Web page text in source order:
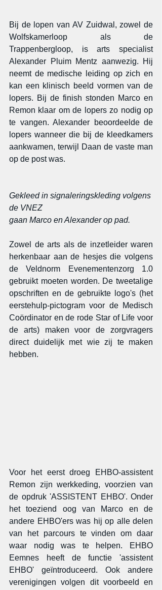
Bij de lopen van AV Zuidwal, zowel de
Wolfskamerloop als de
Trappenbergloop, is arts specialist
Alexander Pluim Mentz aanwezig. Hij
neemt de medische leiding op zich en
kan een klinisch beeld vormen van de
lopers. Bij de finish stonden Marco en
Remon klaar om de lopers zo nodig op
te vangen. Alexander beoordeelde de
lopers wanneer die bij de kleedkamers
aankwamen, terwijl Daan de vaste man
op de post was.
Gekleed in signaleringskleding volgens
de VNEZ
gaan Marco en Alexander op pad.
Zowel de arts als de inzetleider waren
herkenbaar aan de hesjes die volgens
de Veldnorm Evenementenzorg 1.0
gebruikt moeten worden. De tweetalige
opschriften en de gebruikte logo's (het
eerstehulp-pictogram voor de Medisch
Coördinator en de rode Star of Life voor
de arts) maken voor de zorgvragers
direct duidelijk met wie zij te maken
hebben.
Voor het eerst droeg EHBO-assistent
Remon zijn werkkeding, voorzien van
de opdruk 'ASSISTENT EHBO'. Onder
het toeziend oog van Marco en de
andere EHBO'ers was hij op alle delen
van het parcours te vinden om daar
waar nodig was te helpen. EHBO
Eemnes heeft de functie 'assistent
EHBO' geïntroduceerd. Ook andere
verenigingen volgen dit voorbeeld en